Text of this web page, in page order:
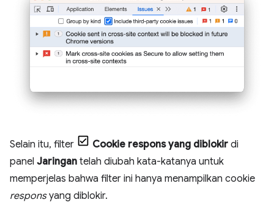
Selain itu, filter Cookie respons yang diblokir di
panel Jaringan telah diubah kata-katanya untuk
memperjelas bahwa filter ini hanya menampilkan cookie
responsyang diblokir.